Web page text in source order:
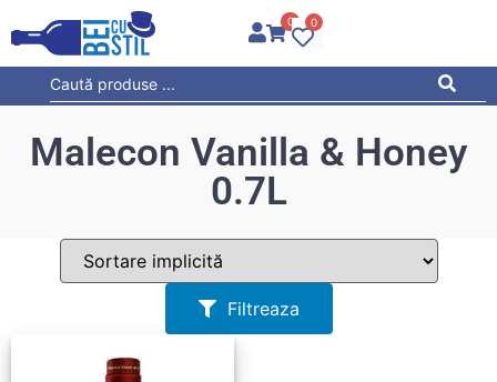
0 0
Malecon Vanilla & Honey
0.7L
Filtreaza